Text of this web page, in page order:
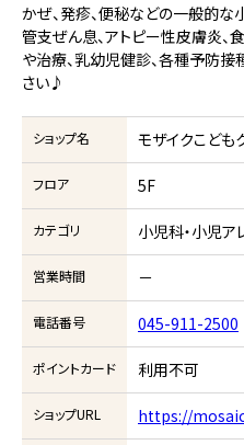
かぜ、発疹、便秘などの一般的
管支ぜん息、アトピー性皮膚炎
や治療、乳幼児健診、各種予防接
さい♪
ショップ名 モザイクこども
フロア 5F
カテゴリ 小児科・小児ア
営業時間 －
電話番号 045-911-2500
ポイントカード 利用不可
ショップURL https://